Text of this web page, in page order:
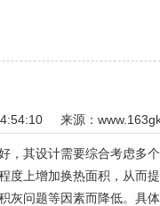
来源：
其设计需要综合考虑多
上增加换热面积，从而
灰问题等因素而降低。具